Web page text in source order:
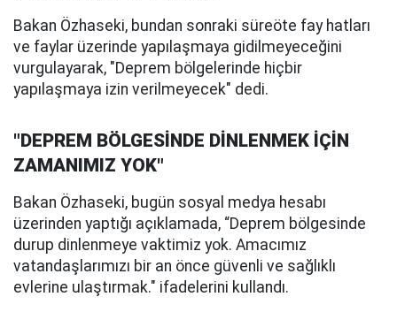
Bakan Özhaseki, bundan sonraki süreöte fay hatları
ve faylar üzerinde yapılaşmaya gidilmeyeceğini
vurgulayarak, "Deprem bölgelerinde hiçbir
yapılaşmaya izin verilmeyecek" dedi.
"DEPREM BÖLGESİNDE DİNLENMEK İÇİN
ZAMANIMIZ YOK"
Bakan Özhaseki, bugün sosyal medya hesabı
üzerinden yaptığı açıklamada, “Deprem bölgesinde
durup dinlenmeye vaktimiz yok. Amacımız
vatandaşlarımızı bir an önce güvenli ve sağlıklı
evlerine ulaştırmak." ifadelerini kullandı.